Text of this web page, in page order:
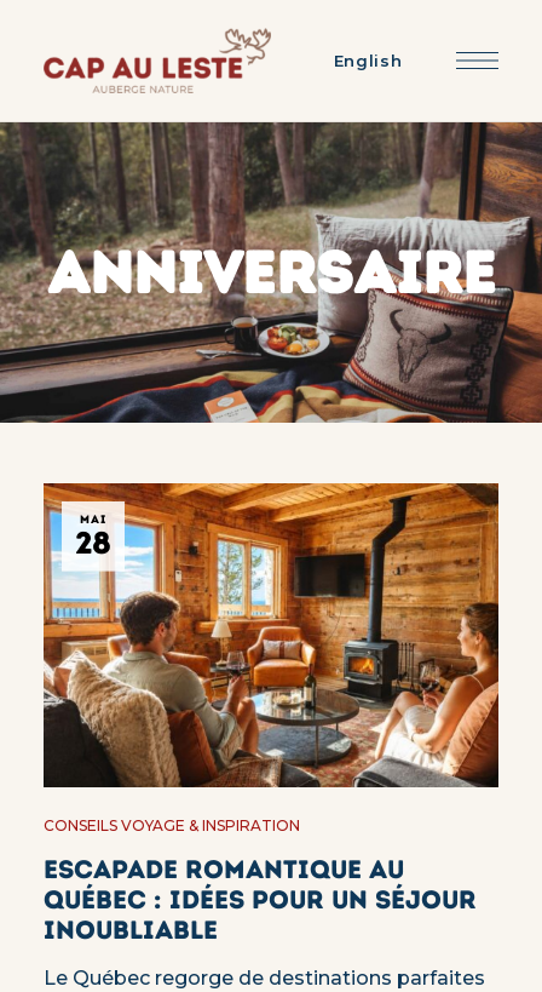
English
ANNIVERSAIRE
MAI
28
CONSEILS VOYAGE & INSPIRATION
Escapade romantique au
Québec : idées pour un séjour
inoubliable
Le Québec regorge de destinations parfaites